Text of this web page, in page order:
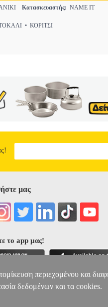
Κατασκευαστής: NAME IT
• ΚΟΡΙΤΣΙ
μας
το app μας!
περιεχομένου και
δεδομένων και τα cookies.